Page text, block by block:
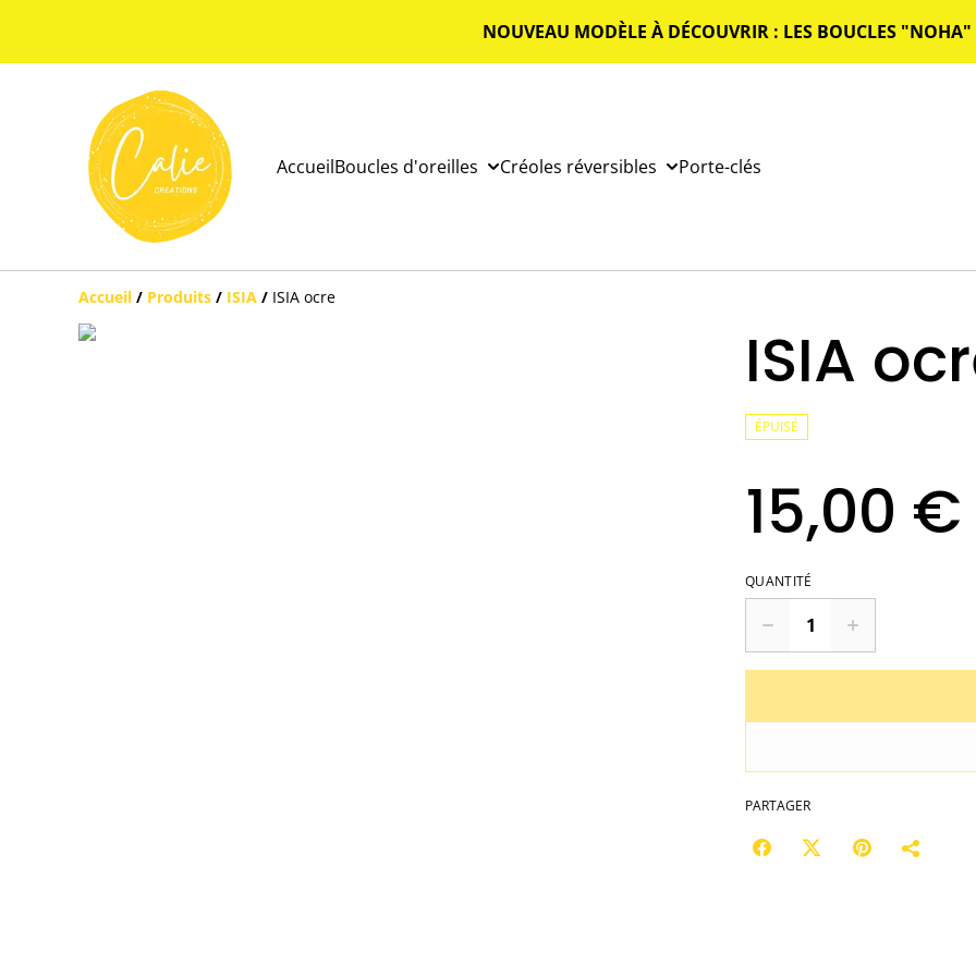
NOUVEAU MODÈLE À DÉCOUVRIR : LES BOUCLES "NOHA"
AccueilBoucles d'oreilles Créoles réversibles Porte-clés
Accueil / Produits / ISIA / ISIA ocre
ISIA
ÉPUISÉ
15,00 €
QUANTITÉ
PARTAGER